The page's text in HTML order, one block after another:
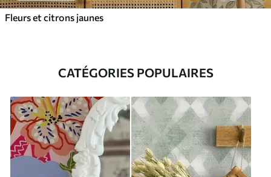
Fleurs et citrons jaunes
CATÉGORIES POPULAIRES